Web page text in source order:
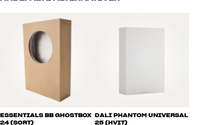
ESSENTIALS BB GHOSTBOX
24 (SORT)
DALI PHANTOM UNIVERSAL
25 (HVIT)